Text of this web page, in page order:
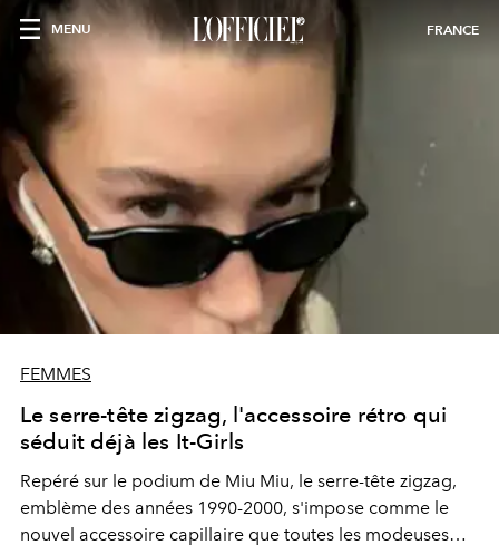
MENU FRANCE
FEMMES
Le serre-tête zigzag, l'accessoire rétro qui
séduit déjà les It-Girls
Repéré sur le podium de Miu Miu, le serre-tête zigzag,
emblème des années 1990-2000, s'impose comme le
nouvel accessoire capillaire que toutes les modeuses